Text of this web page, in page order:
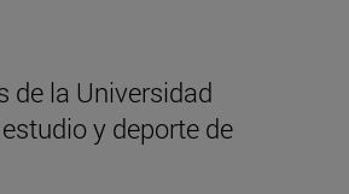
de la Universidad
y deporte de